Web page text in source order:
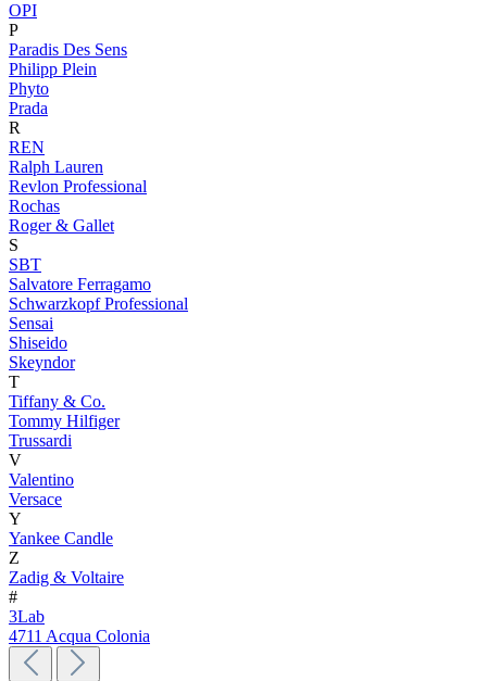
OPI
P
Paradis Des Sens
Philipp Plein
Phyto
Prada
R
REN
Ralph Lauren
Revlon Professional
Rochas
Roger & Gallet
S
SBT
Salvatore Ferragamo
Schwarzkopf Professional
Sensai
Shiseido
Skeyndor
T
Tiffany & Co.
Tommy Hilfiger
Trussardi
V
Valentino
Versace
Y
Yankee Candle
Z
Zadig & Voltaire
#
3Lab
4711 Acqua Colonia